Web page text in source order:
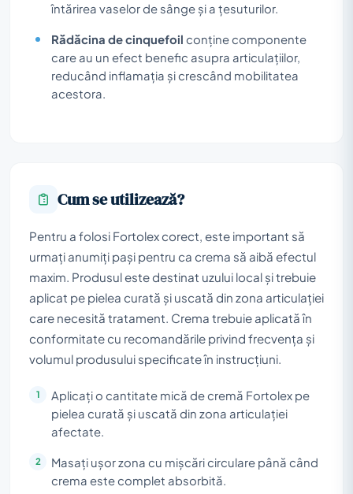
întărirea vaselor de sânge și a țesuturilor.
Rădăcina de cinquefoil conține componente
care au un efect benefic asupra articulațiilor,
reducând inflamația și crescând mobilitatea
acestora.
Cum se utilizează?
Pentru a folosi Fortolex corect, este important să
urmați anumiți pași pentru ca crema să aibă efectul
maxim. Produsul este destinat uzului local și trebuie
aplicat pe pielea curată și uscată din zona articulației
care necesită tratament. Crema trebuie aplicată în
conformitate cu recomandările privind frecvența și
volumul produsului specificate în instrucțiuni.
Aplicați o cantitate mică de cremă Fortolex pe
pielea curată și uscată din zona articulației
afectate.
Masați ușor zona cu mișcări circulare până când
crema este complet absorbită.